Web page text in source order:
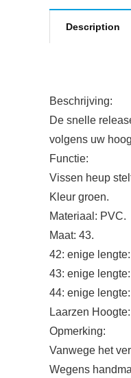
Description
Beschrijving:
De snelle
volgens uw
Functie:
Vissen heup
Kleur groen.
Materiaal: PVC.
Maat: 43.
42: enige
43: enige
44: enige
Laarzen
Opmerking:
Vanwege het
Wegens